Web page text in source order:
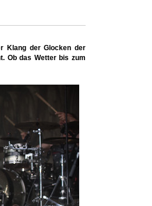
Klang der Glocken der
Ob das Wetter bis zum